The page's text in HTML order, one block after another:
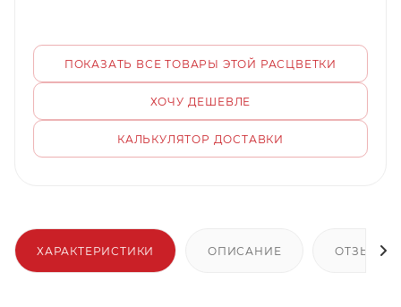
ПОКАЗАТЬ ВСЕ ТОВАРЫ ЭТОЙ РАСЦВЕТКИ
ХОЧУ ДЕШЕВЛЕ
КАЛЬКУЛЯТОР ДОСТАВКИ
ХАРАКТЕРИСТИКИ ОПИСАНИЕ ОТЗЫВЫ